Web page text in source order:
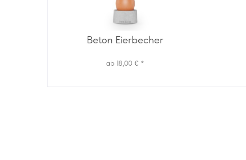
Beton Eierbecher
ab 18,00 € *